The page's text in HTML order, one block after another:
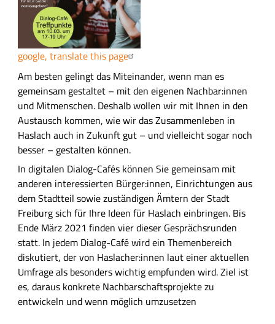
s
u
n
g
google, translate this page
A
u
s
f
ü
h
r
l
i
c
h
e
B
e
s
c
Am besten gelingt das Miteinander, wenn man es
gemeinsam gestaltet – mit den eigenen Nachbar:innen
und Mitmenschen. Deshalb wollen wir mit Ihnen in den
Austausch kommen, wie wir das Zusammenleben in
Haslach auch in Zukunft gut – und vielleicht sogar noch
besser – gestalten können.
In digitalen Dialog-Cafés können Sie gemeinsam mit
anderen interessierten Bürger:innen, Einrichtungen aus
dem Stadtteil sowie zuständigen Ämtern der Stadt
Freiburg sich für Ihre Ideen für Haslach einbringen. Bis
Ende März 2021 finden vier dieser Gesprächsrunden
statt. In jedem Dialog-Café wird ein Themenbereich
diskutiert, der von Haslacher:innen laut einer aktuellen
Umfrage als besonders wichtig empfunden wird. Ziel ist
es, daraus konkrete Nachbarschaftsprojekte zu
entwickeln und wenn möglich umzusetzen